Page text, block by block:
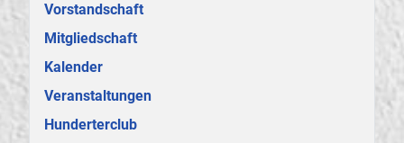
Vorstandschaft
Mitgliedschaft
Kalender
Veranstaltungen
Hunderterclub